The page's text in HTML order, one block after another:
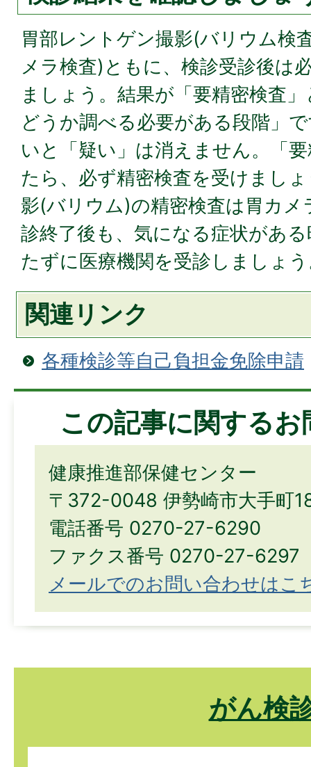
胃部レントゲン撮影(バリウム検
メラ検査)ともに、検診受診後は
ましょう。結果が「要精密検査
どうか調べる必要がある段階」
いと「疑い」は消えません。「
たら、必ず精密検査を受けまし
影(バリウム)の精密検査は胃カメ
診終了後も、気になる症状があ
たずに医療機関を受診しましょ
関連リンク
各種検診等自己負担金免除申請
この記事に関する
健康推進部保健センター
〒372-0048 伊勢崎市大手町
電話番号 0270-27-6290
ファクス番号 0270-27-6297
メールでのお問い合わせはこ
がん検